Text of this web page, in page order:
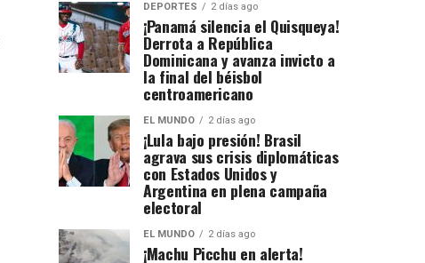
DEPORTES 2 días ago
¡Panamá silencia el Quisqueya!
Derrota a República
Dominicana y avanza invicto a
la final del béisbol
centroamericano
EL MUNDO 2 días ago
¡Lula bajo presión! Brasil
agrava sus crisis diplomáticas
con Estados Unidos y
Argentina en plena campaña
electoral
EL MUNDO 2 días ago
¡Machu Picchu en alerta!